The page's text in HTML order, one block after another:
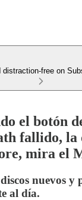
distraction-free on
el botón
fallido, la
mira el
nuevos y
al día.